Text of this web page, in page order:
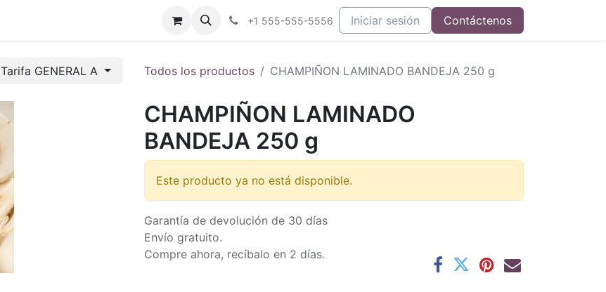
Blog Contáctenos
+1 555-555-5556 Iniciar sesión Contáctenos
Tarifa GENERAL A Todos los productos CHAMPIÑON LAMINADO BANDEJA 250 g
CHAMPIÑON LAMINADO
BANDEJA 250 g
Este producto ya no está disponible.
Garantía de devolución de 30 días
Envío gratuito.
Compre ahora, recíbalo en 2 días.